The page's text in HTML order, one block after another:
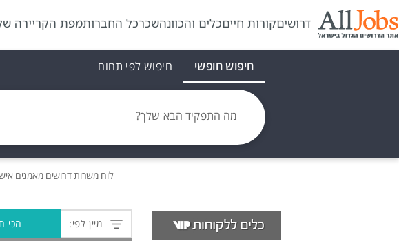
דרושיםקורות חייםכלים והכוונהשכרכל החברותמפת הקריירה
חיפוש חופשי חיפוש לפי תחום
מה התפקיד הבא שלך?
לוח משרותדרושים מאמנים
מיין לפי: הכי